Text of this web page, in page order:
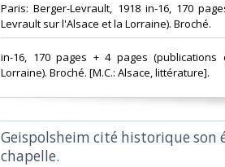
‎Paris: Berger-Levrault, 1918 in-16, 170
Levrault sur l'Alsace et la Lorraine). Broché.‎
‎in-16, 170 pages + 4 pages
Lorraine). Broché. [M.C.: Alsace, littérature].‎
‎Geispolsheim cité historique son
chapelle. ‎